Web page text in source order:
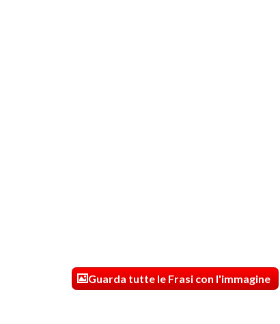
Guarda tutte le Frasi con l'immagine